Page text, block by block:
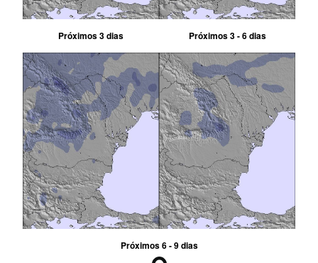
Próximos 3 dias Próximos 3 - 6 dias
Próximos 6 - 9 dias